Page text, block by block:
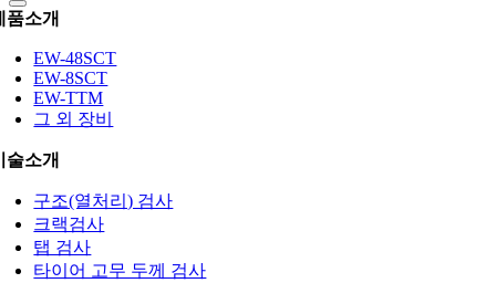
품소개
EW-48SCT
EW-8SCT
EW-TTM
그 외 장비
술소개
구조(열처리) 검사
크랙검사
탭 검사
타이어 고무 두께 검사